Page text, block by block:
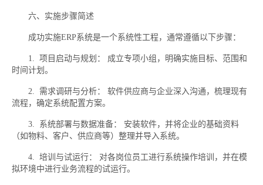
六、实施步骤简述
成功实施ERP系统是一个系统性工程，通常遵循以下步骤：
1. 项目启动与规划： 成立专项小组，明确实施目标、范围和
时间计划。
2. 需求调研与分析： 软件供应商与企业深入沟通，梳理现有
流程，确定系统配置方案。
3. 系统部署与数据准备： 安装软件，并将企业的基础资料
（如物料、客户、供应商等）整理并导入系统。
4. 培训与试运行： 对各岗位员工进行系统操作培训，并在模
拟环境中进行业务流程的试运行。